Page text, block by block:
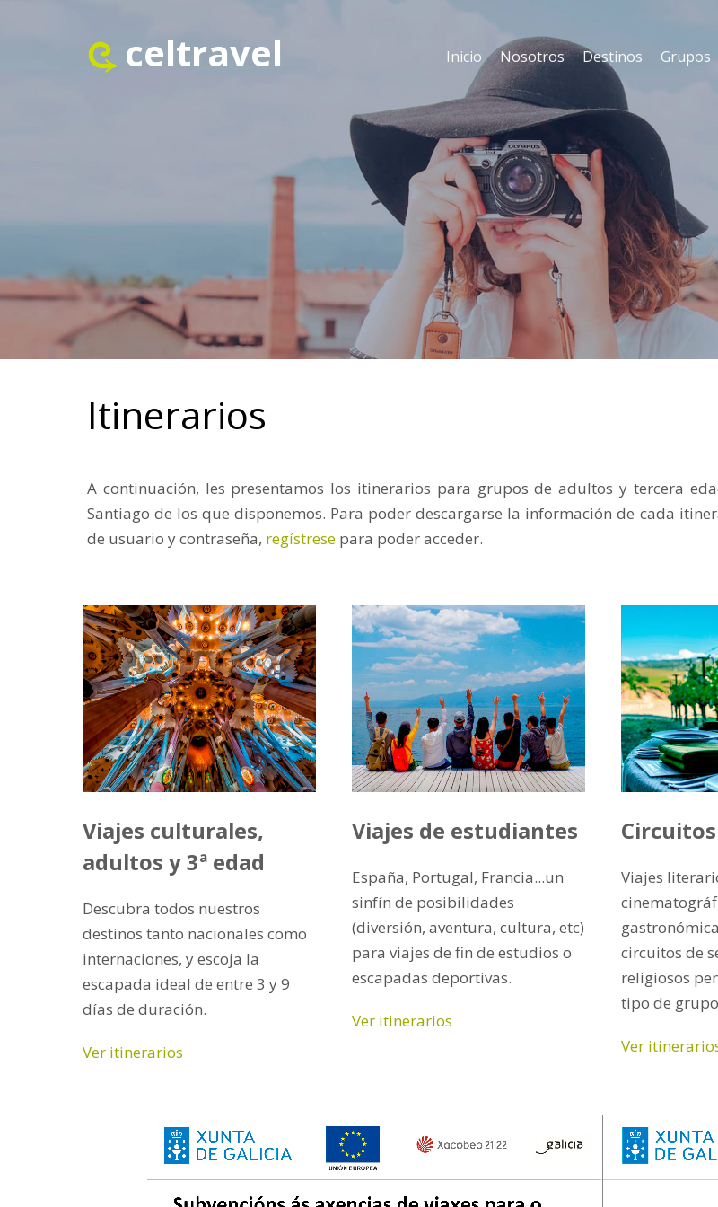
celtravel Inicio Nosotros Destinos Grupos
Itinerarios
A continuación, les presentamos los itinerarios para grupos de adultos y tercera
Santiago de los que disponemos. Para poder descargarse la información de cada
de usuario y contraseña, regístrese para poder acceder.
Viajes culturales,
adultos y 3ª edad
Descubra todos nuestros
destinos tanto nacionales como
internaciones, y escoja la
escapada ideal de entre 3 y 9
días de duración.
Ver itinerarios
Viajes de estudiantes
España, Portugal, Francia...un
sinfín de posibilidades
(diversión, aventura, cultura, etc)
para viajes de fin de estudios o
escapadas deportivas.
Ver itinerarios
Viajes
circuitos de
religiosos
tipo de
Ver